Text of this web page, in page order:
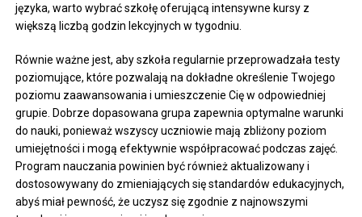
języka, warto wybrać szkołę oferującą intensywne kursy z
większą liczbą godzin lekcyjnych w tygodniu.
Równie ważne jest, aby szkoła regularnie przeprowadzała testy
poziomujące, które pozwalają na dokładne określenie Twojego
poziomu zaawansowania i umieszczenie Cię w odpowiedniej
grupie. Dobrze dopasowana grupa zapewnia optymalne warunki
do nauki, ponieważ wszyscy uczniowie mają zbliżony poziom
umiejętności i mogą efektywnie współpracować podczas zajęć.
Program nauczania powinien być również aktualizowany i
dostosowywany do zmieniających się standardów edukacyjnych,
abyś miał pewność, że uczysz się zgodnie z najnowszymi